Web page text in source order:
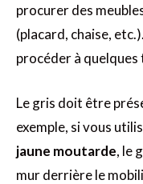
procurer des
(placard, chaise,
procéder à
Le gris doit être
exemple, si vous
jaune moutarde, le
mur derrière le